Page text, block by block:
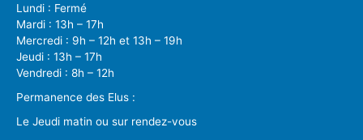
Lundi : Fermé
Mardi : 13h – 17h
Mercredi : 9h – 12h et 13h – 19h
Jeudi : 13h – 17h
Vendredi : 8h – 12h
Permanence des Elus :
Le Jeudi matin ou sur rendez-vous